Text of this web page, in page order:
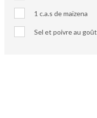
1 c.a.s de maïzena
Sel et poivre au goût